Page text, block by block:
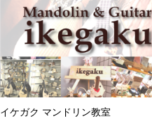
イケガク マンドリン教室